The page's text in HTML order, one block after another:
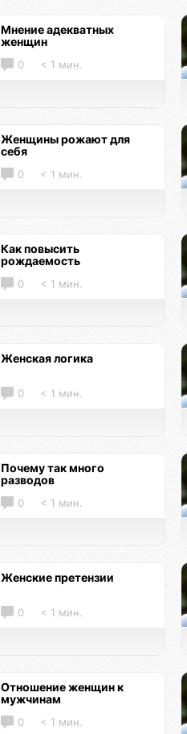
Мнение адекватных
женщин
0 < 1 мин.
Женщины рожают для
себя
0 < 1 мин.
Как повысить
рождаемость
0 < 1 мин.
Женская логика
0 < 1 мин.
Почему так много
разводов
0 < 1 мин.
Женские претензии
0 < 1 мин.
Отношение женщин к
мужчинам
0 < 1 мин.